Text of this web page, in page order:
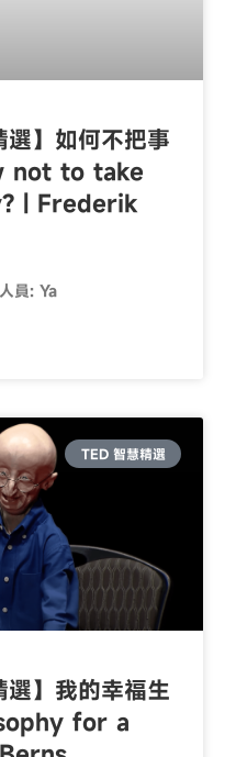
選】如何不把事
not to take
| Frederik
員: Ya
TED 智慧精選
選】我的幸福生
for a